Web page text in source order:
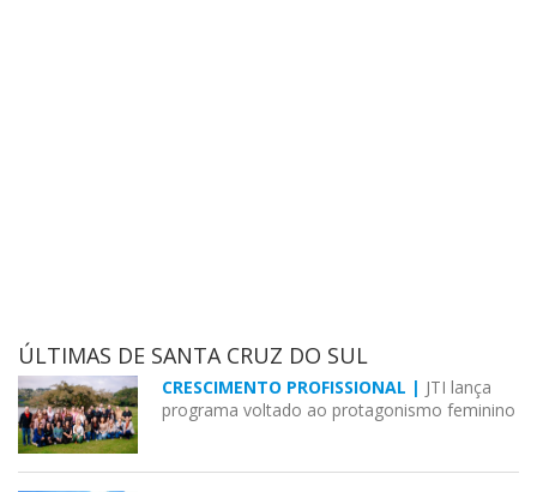
ÚLTIMAS DE SANTA CRUZ DO SUL
CRESCIMENTO PROFISSIONAL | JTI lança
programa voltado ao protagonismo feminino